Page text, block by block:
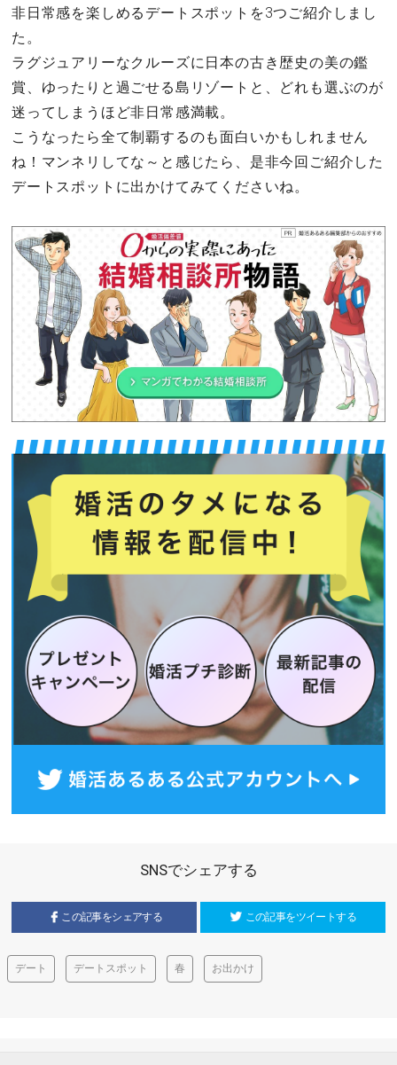
非日常感を楽しめるデートスポットを3つご紹介しまし
た。
ラグジュアリーなクルーズに日本の古き歴史の美の鑑
賞、ゆったりと過ごせる島リゾートと、どれも選ぶのが
迷ってしまうほど非日常感満載。
こうなったら全て制覇するのも面白いかもしれません
ね！マンネリしてな～と感じたら、是非今回ご紹介した
デートスポットに出かけてみてくださいね。
SNSでシェアする
この記事をシェアする この記事をツイートする
デート デートスポット 春 お出かけ